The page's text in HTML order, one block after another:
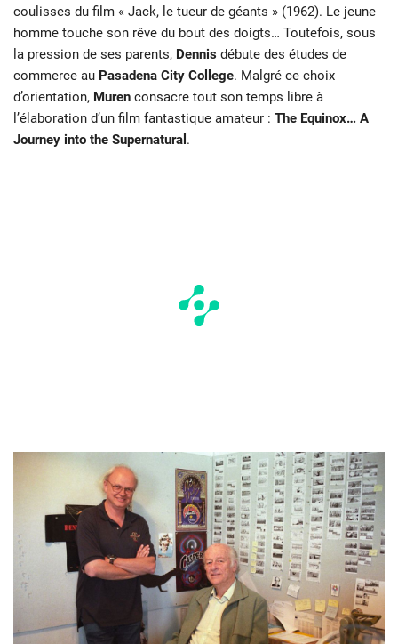
coulisses du film « Jack, le tueur de géants » (1962). Le jeune
homme touche son rêve du bout des doigts… Toutefois, sous
la pression de ses parents, Dennis débute des études de
commerce au Pasadena City College. Malgré ce choix
d’orientation, Muren consacre tout son temps libre à
l’élaboration d’un film fantastique amateur : The Equinox… A
Journey into the Supernatural .